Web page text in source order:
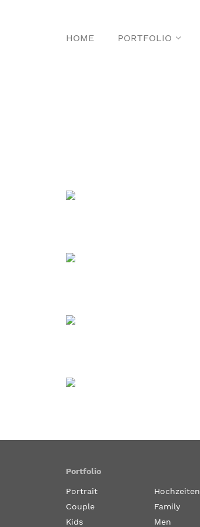
HOME PORTFOLIO
Portfolio
Portrait
Hochzeiten
Couple
Family
Kids
Men